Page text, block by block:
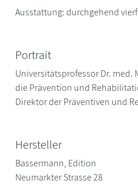
Ausstattung: durchgehend
Portrait
Universitätsprofessor Dr. med.
die Prävention und
Direktor der Präventiven und
Hersteller
Bassermann, Edition
Neumarkter Strasse 28